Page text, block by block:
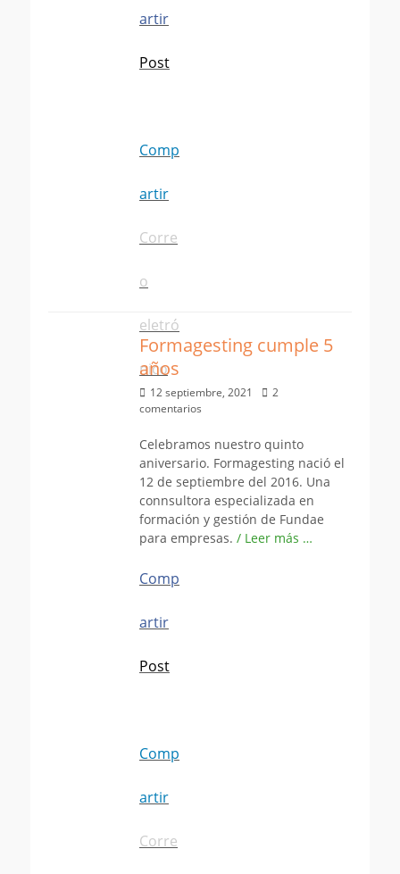
artir
Post
Comp
artir
Corre
o
eletró
nico
Formagesting cumple 5
años
Publicado
el
12 septiembre, 2021
2
comentarios
Celebramos nuestro quinto
aniversario. Formagesting nació el
12 de septiembre del 2016. Una
connsultora especializada en
formación y gestión de Fundae
para empresas. / Leer más …
Comp
artir
Post
Comp
artir
Corre